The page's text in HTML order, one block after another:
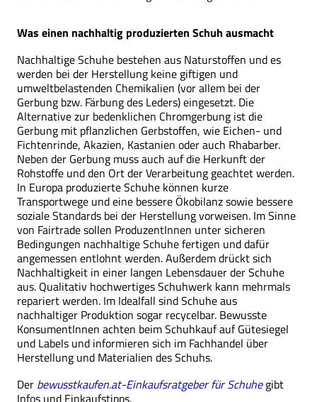
Was einen nachhaltig produzierten Schuh ausmacht
Nachhaltige Schuhe bestehen aus Naturstoffen und es
werden bei der Herstellung keine giftigen und
umweltbelastenden Chemikalien (vor allem bei der
Gerbung bzw. Färbung des Leders) eingesetzt. Die
Alternative zur bedenklichen Chromgerbung ist die
Gerbung mit pflanzlichen Gerbstoffen, wie Eichen- und
Fichtenrinde, Akazien, Kastanien oder auch Rhabarber.
Neben der Gerbung muss auch auf die Herkunft der
Rohstoffe und den Ort der Verarbeitung geachtet werden.
In Europa produzierte Schuhe können kurze
Transportwege und eine bessere Ökobilanz sowie bessere
soziale Standards bei der Herstellung vorweisen. Im Sinne
von Fairtrade sollen ProduzentInnen unter sicheren
Bedingungen nachhaltige Schuhe fertigen und dafür
angemessen entlohnt werden. Außerdem drückt sich
Nachhaltigkeit in einer langen Lebensdauer der Schuhe
aus. Qualitativ hochwertiges Schuhwerk kann mehrmals
repariert werden. Im Idealfall sind Schuhe aus
nachhaltiger Produktion sogar recycelbar. Bewusste
KonsumentInnen achten beim Schuhkauf auf Gütesiegel
und Labels und informieren sich im Fachhandel über
Herstellung und Materialien des Schuhs.
Der bewusstkaufen.at-Einkaufsratgeber für Schuhegibt
Infos und Einkaufstipps.